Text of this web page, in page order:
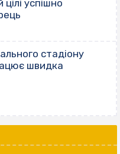
успішно
стадіону
швидка